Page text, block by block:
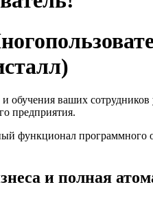
обучения ваших
предприятия.
функционал программного
и полная